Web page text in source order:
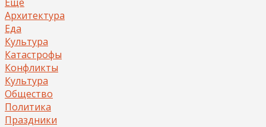
Архитектура
Еда
Культура
Катастрофы
Конфликты
Культура
Общество
Политика
Праздники